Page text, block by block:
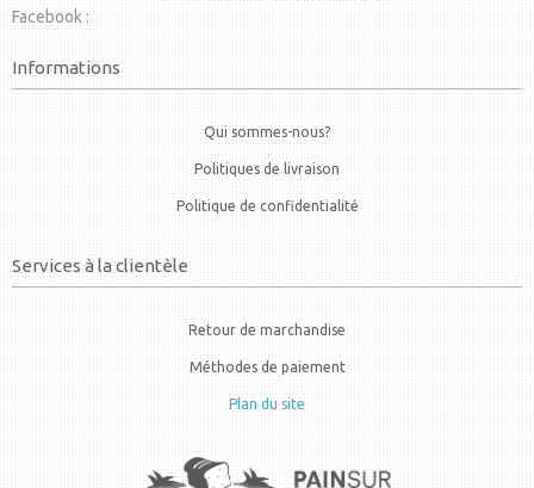
Facebook :
Informations
Qui sommes-nous?
Politiques de livraison
Politique de confidentialité
Services à la clientèle
Retour de marchandise
Méthodes de paiement
Plan du site